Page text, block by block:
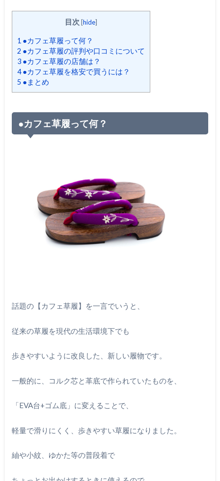
目次 [hide]
1 ●カフェ草履って何？
2 ●カフェ草履の評判や口コミについて
3●カフェ草履の店舗は？
4●カフェ草履を格安で買うには？
5 ●まとめ
●カフェ草履って何？
話題の【カフェ草履】を一言でいうと、
従来の草履を現代の生活環境下でも
歩きやすいように改良した、新しい履物です。
一般的に、コルク芯と革底で作られていたものを、
「EVA台+ゴム底」に変えることで、
軽量で滑りにくく、歩きやすい草履になりました。
紬や小紋、ゆかた等の普段着で